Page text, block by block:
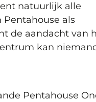
natuurlijk alle
Pentahouse als
de aandacht van
kan
Pentahouse